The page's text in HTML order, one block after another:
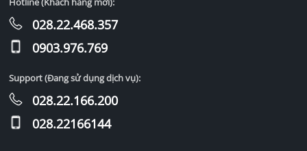
Hotline (Khách hàng mới):
028.22.468.357
0903.976.769
Support (Đang sử dụng dịch vụ):
028.22.166.200
028.22166144